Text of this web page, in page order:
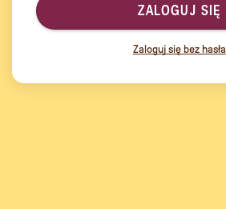
ZALOGUJ SIĘ
Zaloguj się bez hasła